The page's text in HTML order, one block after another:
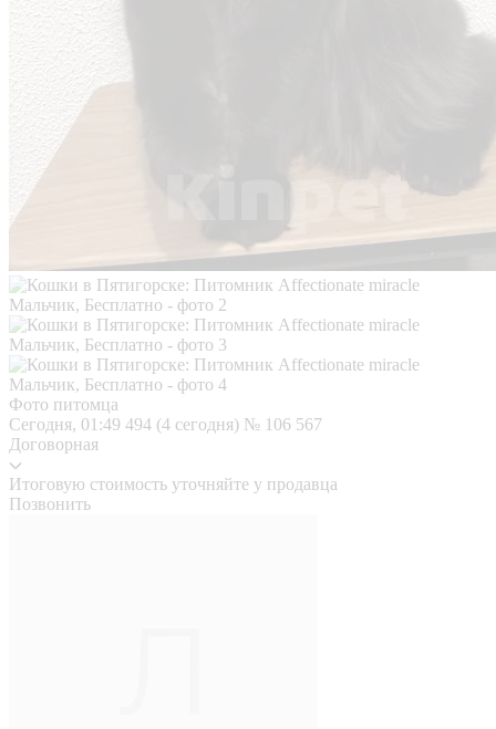
Фото питомца
Сегодня, 01:49 494 (4 сегодня) № 106 567
Договорная
Итоговую стоимость уточняйте у продавца
Позвонить